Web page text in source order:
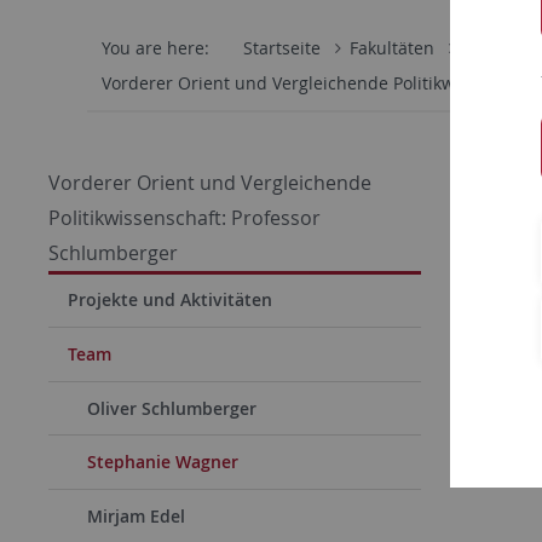
You are here: Startseite Fakultäten
Vorderer Orient und Vergleichende
Vorderer Orient und Vergleichende
Politikwissenschaft: Professor
Schlumberger
Projekte und Aktivitäten
Team
Oliver Schlumberger
Stephanie Wagner
Mirjam Edel